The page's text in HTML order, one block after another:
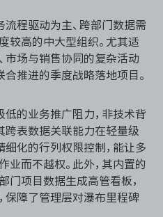
流程驱动为主、跨部门数据需
较高的中大型组织。尤其适
市场与销售协同的复杂活动
推进的季度战略落地项目。
低的业务推广阻力，非技术背
跨表数据关联能力在轻量级
细化的行列权限控制，能让多
业而不越权。此外，其内置的
门项目数据生成高管看板，
保障了管理层对瀑布里程碑